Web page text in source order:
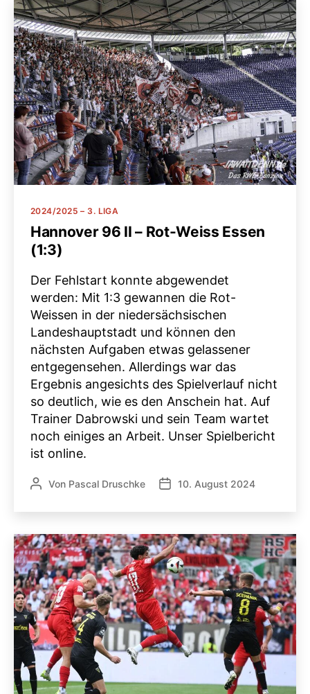
Kategorien
2024/2025 – 3. LIGA
Hannover 96 II – Rot-Weiss Essen
(1:3)
Der Fehlstart konnte abgewendet
werden: Mit 1:3 gewannen die Rot-
Weissen in der niedersächsischen
Landeshauptstadt und können den
nächsten Aufgaben etwas gelassener
entgegensehen. Allerdings war das
Ergebnis angesichts des Spielverlauf nicht
so deutlich, wie es den Anschein hat. Auf
Trainer Dabrowski und sein Team wartet
noch einiges an Arbeit. Unser Spielbericht
ist online.
Beitragsautor
Von Pascal Druschke Veröffentlichungsdatum
10. August 2024